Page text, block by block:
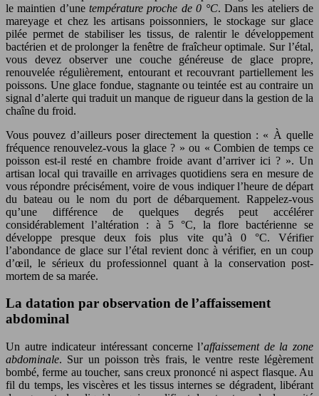
le maintien d’unetempérature proche de 0 °C. Dans les ateliers de
mareyage et chez les artisans poissonniers, le stockage sur glace
pilée permet de stabiliser les tissus, de ralentir le développement
bactérien et de prolonger la fenêtre de fraîcheur optimale. Sur l’étal,
vous devez observer une couche généreuse de glace propre,
renouvelée régulièrement, entourant et recouvrant partiellement les
poissons. Une glace fondue, stagnante ou teintée est au contraire un
signal d’alerte qui traduit un manque de rigueur dans la gestion de la
chaîne du froid.
Vous pouvez d’ailleurs poser directement la question : « À quelle
fréquence renouvelez-vous la glace ? » ou « Combien de temps ce
poisson est-il resté en chambre froide avant d’arriver ici ? ». Un
artisan local qui travaille en arrivages quotidiens sera en mesure de
vous répondre précisément, voire de vous indiquer l’heure de départ
du bateau ou le nom du port de débarquement. Rappelez-vous
qu’une différence de quelques degrés peut accélérer
considérablement l’altération : à 5 °C, la flore bactérienne se
développe presque deux fois plus vite qu’à 0 °C. Vérifier
l’abondance de glace sur l’étal revient donc à vérifier, en un coup
d’œil, le sérieux du professionnel quant à la conservation post-
mortem de sa marée.
La datation par observation de l’affaissement
abdominal
Un autre indicateur intéressant concerne l’affaissement de la zone
abdominale. Sur un poisson très frais, le ventre reste légèrement
bombé, ferme au toucher, sans creux prononcé ni aspect flasque. Au
fil du temps, les viscères et les tissus internes se dégradent, libérant